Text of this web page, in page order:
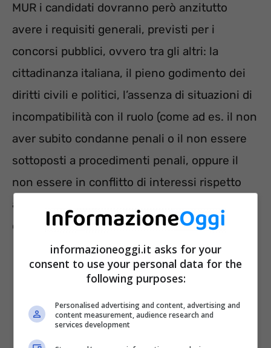
MUR i candidati dovranno però anzitutto
avere i requisiti generali, previsti per i
concorsi pubblici, ovvero tra gli altri: la
cittadinanza italiana, il pieno godimento dei
diritti civili e politici, l’assenza di situazioni di
incompatibilità con il ruolo (come ad es. il non
aver subito condanne penali o il non essere
sottoposti a procedimenti penali, oppure il
non essere in conflitto di interessi rispetto
all’incarico nell’ambito del quale si fa
domanda di partecipazione al concorso MUR).
informazioneoggi.it asks for your
consent to use your personal data for the
following purposes:
Personalised advertising and content, advertising and
content measurement, audience research and
services development